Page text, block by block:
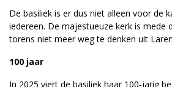
De basiliek is er dus niet alleen voor de
iedereen. De majestueuze kerk is mede
torens niet meer weg te denken uit
100 jaar
In 2025 viert de basiliek haar 100‑jarig